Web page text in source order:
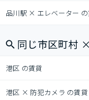
品川駅 × エレベーター の
同じ市区町村
港区 の賃貸
港区 × 防犯カメラ の賃貸